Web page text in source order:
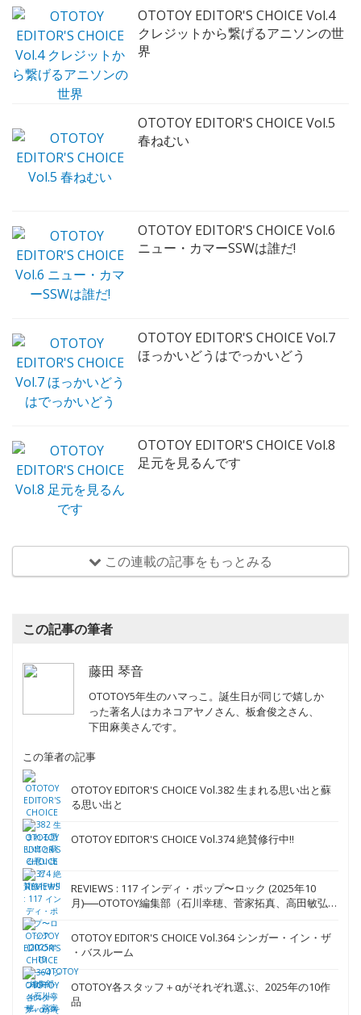
OTOTOY EDITOR'S CHOICE Vol.4
クレジットから繋げるアニソンの世
界
OTOTOY EDITOR'S CHOICE Vol.5
春ねむい
OTOTOY EDITOR'S CHOICE Vol.6
ニュー・カマーSSWは誰だ!
OTOTOY EDITOR'S CHOICE Vol.7
ほっかいどうはでっかいどう
OTOTOY EDITOR'S CHOICE Vol.8
足元を見るんです
この連載の記事をもっとみる
この記事の筆者
藤田 琴音
OTOTOY5年生のハマっこ。誕生日が同じで嬉しか
った著名人はカネコアヤノさん、板倉俊之さん、
下田麻美さんです。
この筆者の記事
OTOTOY EDITOR'S CHOICE Vol.382 生まれる思い出と蘇
る思い出と
OTOTOY EDITOR'S CHOICE Vol.374 絶賛修行中!!
REVIEWS : 117 インディ・ポップ〜ロック (2025年10
月)──OTOTOY編集部（石川幸穂、菅家拓真、高田敏弘、
OTOTOY EDITOR'S CHOICE Vol.364 シンガー・イン・ザ
・バスルーム
OTOTOY各スタッフ＋αがそれぞれ選ぶ、2025年の10作
品